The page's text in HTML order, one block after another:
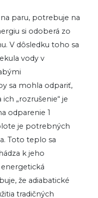
paru, potrebuje na
si odoberá zo
V dôsledku toho sa
vody v
sa mohla odpariť,
„rozrušenie“ je
odparenie 1
je potrebných
Toto teplo sa
k jeho
že adiabatické
tradičných